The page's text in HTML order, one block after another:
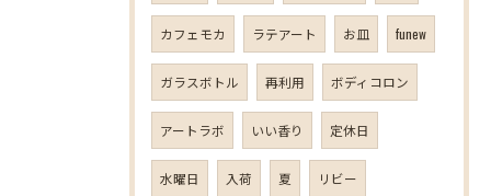
カフェモカ ラテアート お皿 funew
ガラスボトル 再利用 ボディコロン
アートラボ いい香り 定休日
水曜日 入荷 夏 リビー